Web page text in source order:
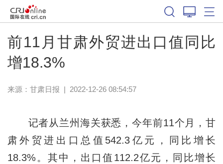
前11月甘肃外贸进出口值同比
增18.3%
来源： 甘肃日报 | 2022-12-26 08:54:57
记者从兰州海关获悉，今年前11个月，甘
肃外贸进出口总值542.3亿元，同比增长
18.3%。其中，出口值112.2亿元，同比增长